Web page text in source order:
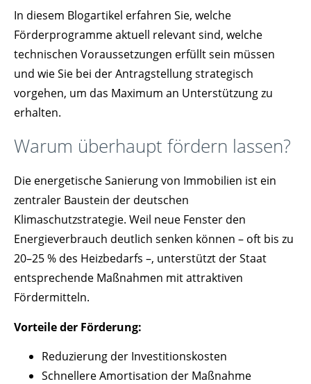
In diesem Blogartikel erfahren Sie, welche
Förderprogramme aktuell relevant sind, welche
technischen Voraussetzungen erfüllt sein müssen
und wie Sie bei der Antragstellung strategisch
vorgehen, um das Maximum an Unterstützung zu
erhalten.
Warum überhaupt fördern lassen?
Die energetische Sanierung von Immobilien ist ein
zentraler Baustein der deutschen
Klimaschutzstrategie. Weil neue Fenster den
Energieverbrauch deutlich senken können – oft bis zu
20–25 % des Heizbedarfs –, unterstützt der Staat
entsprechende Maßnahmen mit attraktiven
Fördermitteln.
Vorteile der Förderung:
Reduzierung der Investitionskosten
Schnellere Amortisation der Maßnahme